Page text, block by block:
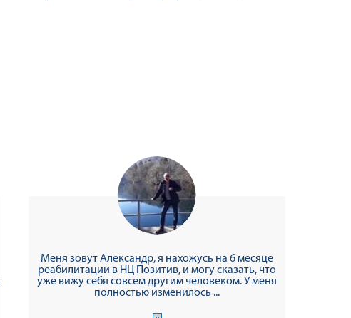
Меня зовут Александр, я нахожусь на 6 месяце
реабилитации в НЦ Позитив, и могу сказать, что
уже вижу себя совсем другим человеком. У меня
полностью изменилось ...